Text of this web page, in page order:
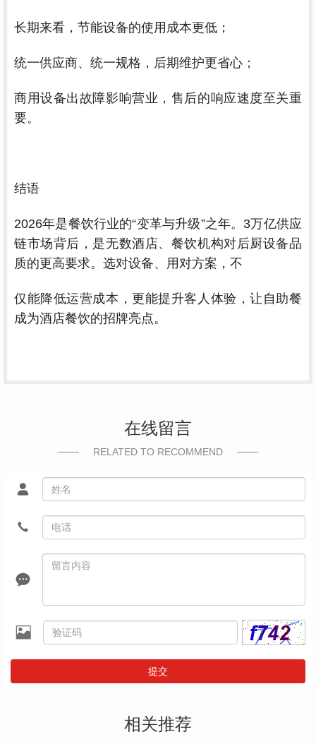
长期来看，节能设备的使用成本更低；
统一供应商、统一规格，后期维护更省心；
商用设备出故障影响营业，售后的响应速度至关重
要。
结语
2026年是餐饮行业的“变革与升级”之年。3万亿供应
链市场背后，是无数酒店、餐饮机构对后厨设备品
质的更高要求。选对设备、用对方案，不
仅能降低运营成本，更能提升客人体验，让自助餐
成为酒店餐饮的招牌亮点。
在线留言
RELATED TO RECOMMEND
提交
相关推荐